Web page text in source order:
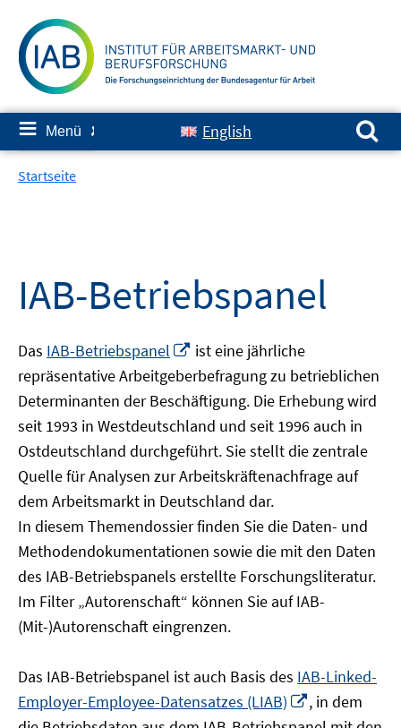
zum
Inhalt
≡ Menü ✘ English
Suchen nach:
Startseite
IAB-Betriebspanel
Das IAB-Betriebspanel
In
neuem
Fenster
öffnen
ist eine jährliche
repräsentative Arbeitgeberbefragung zu betrieblichen
Determinanten der Beschäftigung. Die Erhebung wird
seit 1993 in Westdeutschland und seit 1996 auch in
Ostdeutschland durchgeführt. Sie stellt die zentrale
Quelle für Analysen zur Arbeitskräftenachfrage auf
dem Arbeitsmarkt in Deutschland dar.
In diesem Themendossier finden Sie die Daten- und
Methodendokumentationen sowie die mit den Daten
des IAB-Betriebspanels erstellte Forschungsliteratur.
Im Filter „Autorenschaft“ können Sie auf IAB-
(Mit-)Autorenschaft eingrenzen.
Das IAB-Betriebspanel ist auch Basis des IAB-Linked-
Employer-Employee-Datensatzes (LIAB)
In
neuem
, in dem